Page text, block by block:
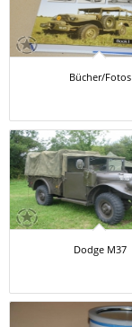
Bücher/Fotos
Dodge M37